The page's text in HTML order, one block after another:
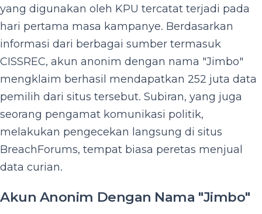
yang digunakan oleh KPU tercatat terjadi pada
hari pertama masa kampanye. Berdasarkan
informasi dari berbagai sumber termasuk
CISSREC, akun anonim dengan nama "Jimbo"
mengklaim berhasil mendapatkan 252 juta data
pemilih dari situs tersebut. Subiran, yang juga
seorang pengamat komunikasi politik,
melakukan pengecekan langsung di situs
BreachForums, tempat biasa peretas menjual
data curian.
Akun Anonim Dengan Nama "Jimbo"